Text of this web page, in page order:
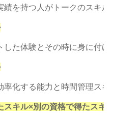
績を持つ人がトークのスキル
した体験とその時に身に付け
率化する能力と時間管理スキ
キル×別の資格で得たスキル